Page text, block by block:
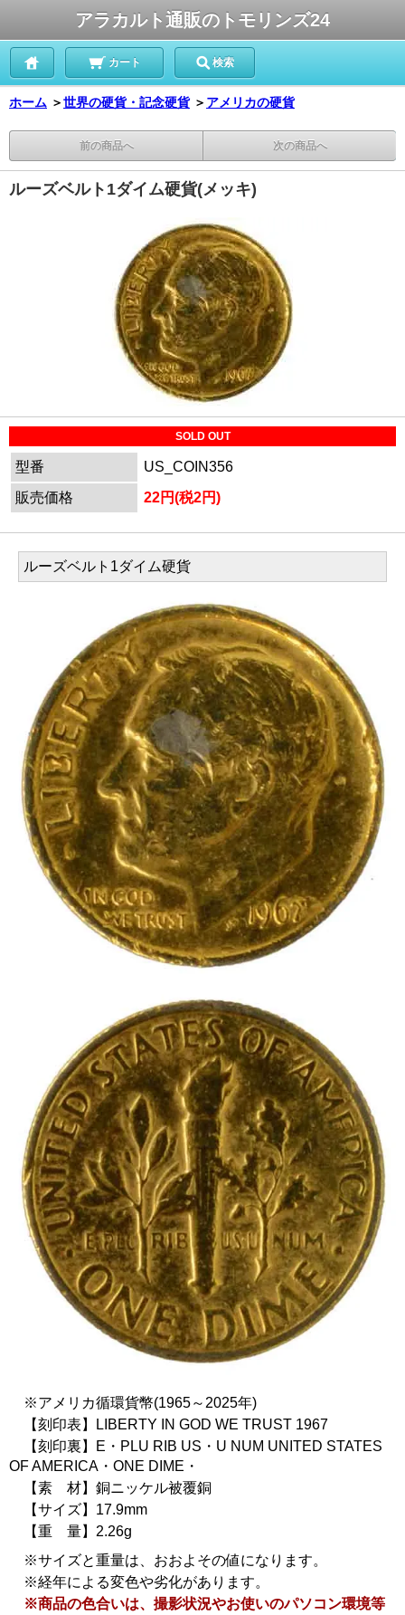
アラカルト通販のトモリンズ24
カート 検索
ホーム ＞世界の硬貨・記念硬貨 ＞ アメリカの硬貨
前の商品へ 次の商品へ
ルーズベルト1ダイム硬貨(メッキ)
SOLD OUT
型番
US_COIN356
販売価格
22円(税2円)
ルーズベルト1ダイム硬貨
※アメリカ循環貨幣(1965～2025年)
【刻印表】LIBERTY IN GOD WE TRUST 1967
【刻印裏】E・PLU RIB US・U NUM UNITED STATES
OF AMERICA・ONE DIME・
【素 材】銅ニッケル被覆銅
【サイズ】17.9mm
【重 量】2.26g
※サイズと重量は、おおよその値になります。
※経年による変色や劣化があります。
※商品の色合いは、撮影状況やお使いのパソコン環境等